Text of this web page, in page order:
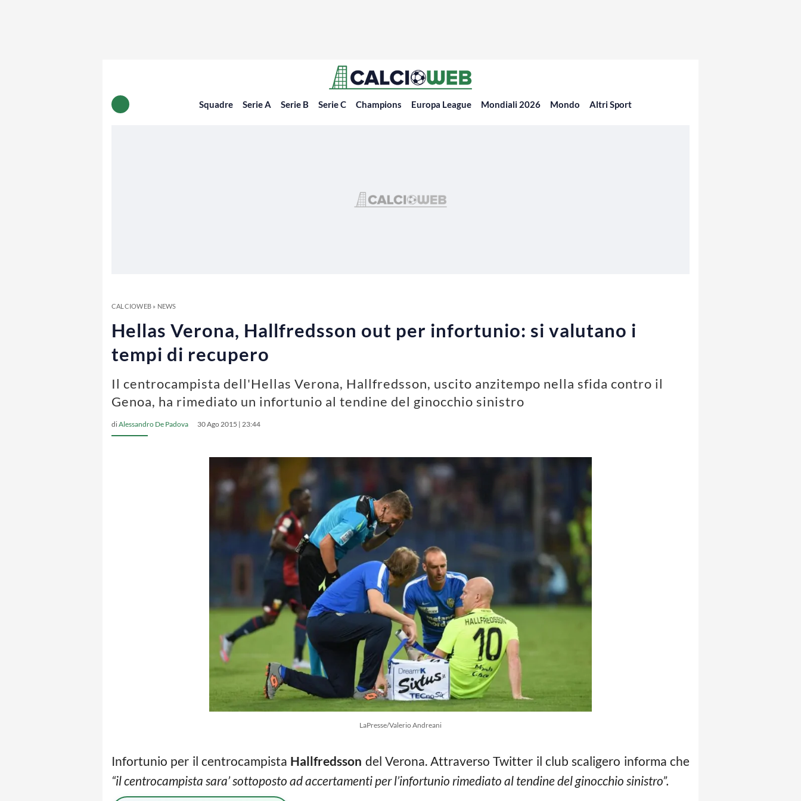
Squadre Serie A Serie B Serie C Champions Europa League Mondiali 2026 Mondo Altri Sport
CALCIOWEB» NEWS
Hellas Verona, Hallfredsson out per infortunio: si valutano i
tempi di recupero
Il centrocampista dell'Hellas Verona, Hallfredsson, uscito anzitempo nella sfida contro il
Genoa, ha rimediato un infortunio al tendine del ginocchio sinistro
diAlessandro De Padova 30 Ago 2015 | 23:44
LaPresse/Valerio Andreani
Infortunio per il centrocampista Hallfredsson del Verona. Attraverso Twitter il club scaligero informa che
“il centrocampista sara’ sottoposto ad accertamenti per l’infortunio rimediato al tendine del ginocchio sinistro”.